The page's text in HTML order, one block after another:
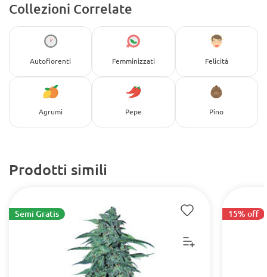
Collezioni Correlate
Autofiorenti Femminizzati Felicità
Agrumi Pepe Pino
Prodotti simili
Semi Gratis 15% off